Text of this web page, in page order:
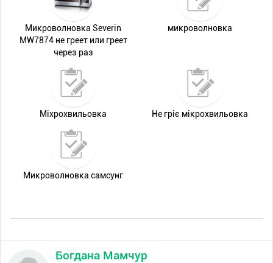
Микроволновка Severin
MW7874 не греет или греет
через раз
микроволновка
Міхрохвильовка Не гріє мікрохвильовка
Микроволновка самсунг
Богдана Мамчур